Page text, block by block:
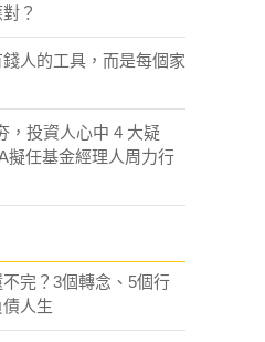
？
人的工具，而是每個家
，投資人心中 4 大疑
擬任基金經理人周力行
完？3個轉念、5個行
人生